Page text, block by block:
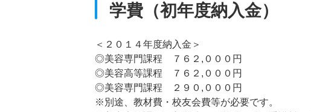
学費（初年度納入金）
＜２０１４年度納入金＞
◎美容専門課程 ７６２,０００円
◎美容高等課程 ７６２,０００円
◎美容専門課程 ２９０,０００円
※別途、教材費・校友会費等が必要です。